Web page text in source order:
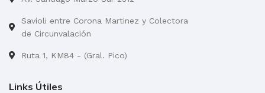
Savioli entre Corona Martinez y Colectora
de Circunvalación
Ruta 1, KM84 - (Gral. Pico)
Links Útiles